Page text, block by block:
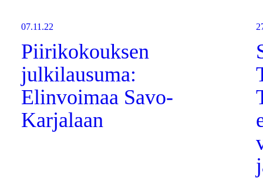
07.11.22
Piirikokouksen
julkilausuma:
Elinvoimaa Savo-
Karjalaan